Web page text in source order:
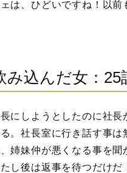
は、ひどいですね！以
み込んだ女：25
にしようとしたのに社
。社長室に行き話す事
姉妹仲が悪くなる事を聞
し後は返事を待つだけ